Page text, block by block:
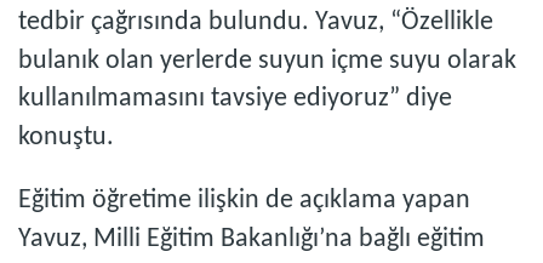
tedbir çağrısında bulundu. Yavuz, “Özellikle
bulanık olan yerlerde suyun içme suyu olarak
kullanılmamasını tavsiye ediyoruz” diye
konuştu.
Eğitim öğretime ilişkin de açıklama yapan
Yavuz, Milli Eğitim Bakanlığı’na bağlı eğitim